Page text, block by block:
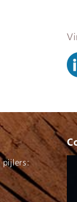
pijlers: